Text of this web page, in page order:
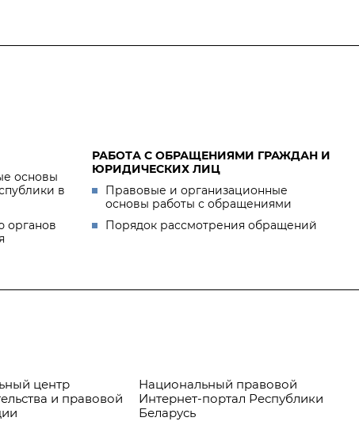
основы
в
органов
РАБОТА С ОБРАЩЕНИЯМИ ГРАЖДАН И
ЮРИДИЧЕСКИХ ЛИЦ
Правовые и организационные
основы работы с обращениями
Порядок рассмотрения обращений
центр
и правовой
Национальный правовой
Интернет-портал Республики
Беларусь